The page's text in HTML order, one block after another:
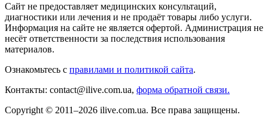
Сайт не предоставляет медицинских консультаций,
диагностики или лечения и не продаёт товары либо услуги.
Информация на сайте не является офертой. Администрация не
несёт ответственности за последствия использования
материалов.
Ознакомьтесь с правилами и политикой сайта.
Контакты: contact@ilive.com.ua, форма обратной связи.
Copyright © 2011–2026 ilive.com.ua. Все права защищены.